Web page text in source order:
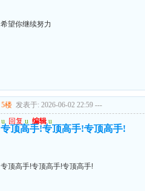
希望你继续努力
5楼 发表于: 2026-06-02 22:59 ---
u 回复 u 编辑 u
专顶高手!专顶高手!专顶高手!
专顶高手!专顶高手!专顶高手!